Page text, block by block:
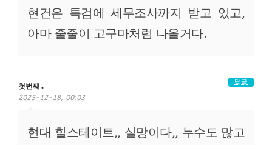
현건은 특검에 세무조사까지 받고 있고,
아마 줄줄이 고구마처럼 나올거다.
첫번쨰..
2025-12-18, 00:03
현대 힐스테이트,, 실망이다,, 누수도 많고
답글